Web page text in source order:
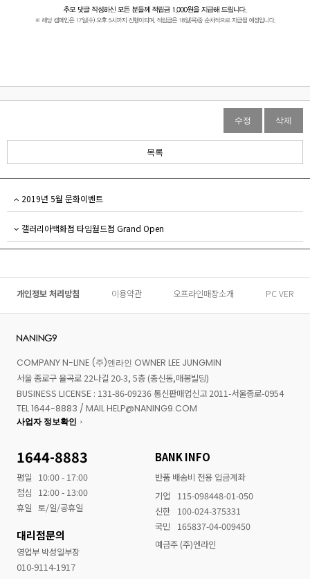
수정 삭제
목록
2019년 5월 문화이벤트
갤러리아백화점 타임월드점 Grand Open
개인정보 처리방침 이용약관 오프라인매장소개 PC VER
COMPANY N-LINE (주)엔라인 OWNER LEE JUNGMIN
서울 종로구 율곡로 22나길 20-3, 5층 (충신동,매봉빌딩)
BUSINESS LICENSE : 131-86-09236 통신판매업신고 2011-서울종로-0954
TEL 1644-8883 / MAIL HELP@NANING9.COM
사업자 정보확인
1644-8883
평일
10:00 - 17:00
점심
12:00 - 13:00
휴일 토/일/공휴일
대리점문의
영업부 박성일부장
010-9114-1917
BANK INFO
반품 배송비 전용 입금계좌
기업
115-098448-01-050
신한
100-024-375331
국민
165837-04-009450
예금주 (주)엔라인